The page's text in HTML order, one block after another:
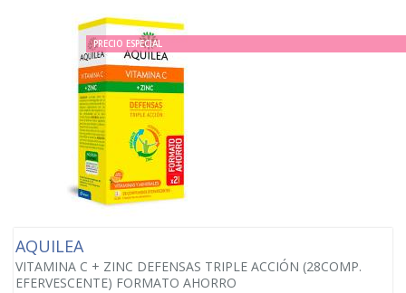
PRECIO ESPECIAL
AQUILEA
VITAMINA C + ZINC DEFENSAS TRIPLE ACCIÓN (28COMP.
EFERVESCENTE) FORMATO AHORRO